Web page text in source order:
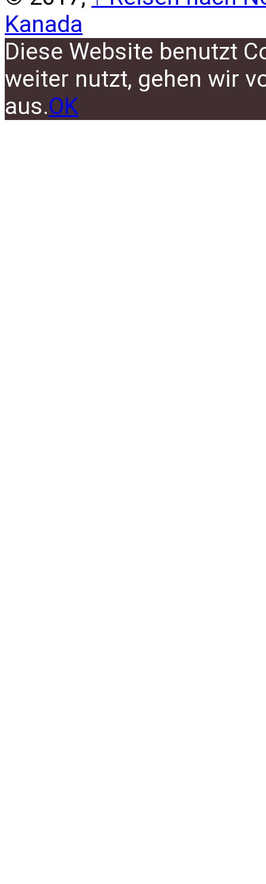
Kanada
Diese Website benutzt
weiter nutzt, gehen wir
aus.OK